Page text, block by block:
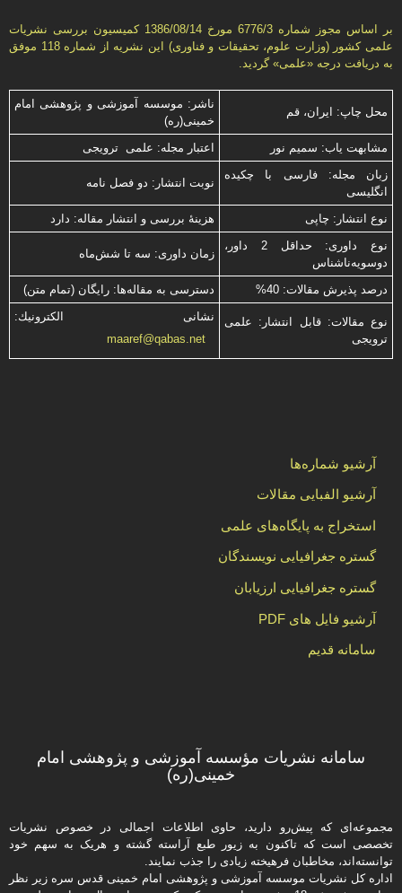
بر اساس مجوز شماره 6776/3 مورخ 1386/08/14 كمیسیون بررسى نشریات
علمى كشور (وزارت علوم، تحقیقات و فناورى) این نشریه از شماره 118 موفق
به دریافت درجه «علمى» گردید.
محل چاپ: ایران، قم
ناشر: موسسه آموزشی و پژوهشی امام
خمینی(ره)
مشابهت ياب: سميم نور
اعتبار مجله: علمی ترویجی
زبان مجله: فارسی با چكیده
انگلیسی
نوبت انتشار: دو فصل نامه
نوع انتشار: چاپی
هزینۀ بررسی و انتشار مقاله: دارد
نوع داوری: حداقل 2 داور،
دوسویه‌ناشناس
زمان داوری: سه تا شش‌ماه
درصد پذیرش مقالات: 40% دسترسی به مقاله‌ها: رایگان (تمام متن)
نوع مقالات: قابل انتشار: علمی
ترویجی
نشانی الكترونیك:
maaref@qabas.net
آرشیو شماره‌ها
آرشیو الفبایی مقالات
استخراج به پایگاه‌های علمی
گستره جغرافیایی نویسندگان
گستره جغرافیایی ارزیابان
آرشیو فایل های PDF
سامانه قدیم
سامانه نشریات مؤسسه آموزشی و پژوهشی امام
خمینی(ره)
مجموعه‌ای که پیش‌رو دارید،‌ حاوی اطلاعات اجمالی در خصوص نشریات
تخصصی است که تاکنون به زیور طبع آراسته گشته و هریک به سهم خود
توانسته‌اند، مخاطبان فرهیخته‌ زیادی را جذب نمایند.
اداره كل نشریات موسسه آموزشی و پژوهشی امام خمینی قدس سره زیر نظر